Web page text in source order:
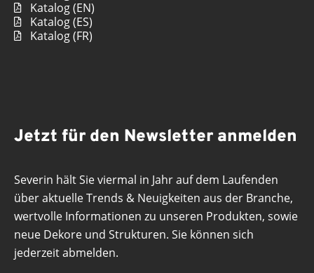
Katalog (EN)
Katalog (ES)
Katalog (FR)
Jetzt für den Newsletter anmelden
Severin hält Sie viermal in Jahr auf dem Laufenden
über aktuelle Trends & Neuigkeiten aus der Branche,
wertvolle Informationen zu unseren Produkten, sowie
neue Dekore und Strukturen. Sie können sich
jederzeit abmelden.